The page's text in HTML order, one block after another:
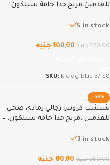
للقدمين،مريح جدا خامة سيلكون. –
5 in stock
320,00 جنيه 100,00 جنيه
SKU: K-clog-blue-37-38
-68%
شبشب كروس رجالي رمادي صحي
للقدمين ،مريح جدا خامة سيلكون. –
3 in stock
250,00 جنيه 80,00 جنيه